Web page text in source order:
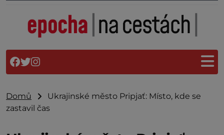
Domů
Ukrajinské město Pripjať: Místo, kde se
zastavil čas